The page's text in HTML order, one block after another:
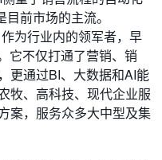
前市场的主流。
为行业内的领军者，早
它不仅打通了营销、销
更通过BI、大数据和AI能
牧、高科技、现代企业服
案，服务众多大中型及集